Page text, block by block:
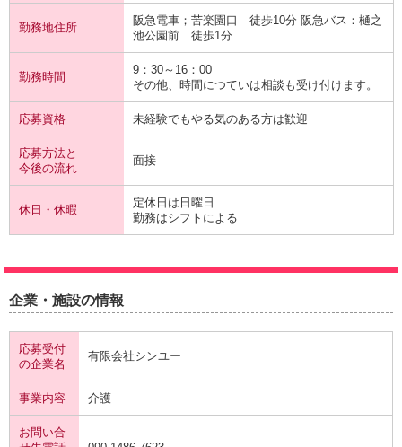
勤務地住所
阪急電車；苦楽園口 徒歩10分 阪急バス：樋之
池公園前 徒歩1分
勤務時間
9：30～16：00
その他、時間につていは相談も受け付けます。
応募資格 未経験でもやる気のある方は歓迎
応募方法と
今後の流れ
面接
休日・休暇
定休日は日曜日
勤務はシフトによる
企業・施設の情報
応募受付
の企業名
有限会社シンユー
事業内容 介護
お問い合